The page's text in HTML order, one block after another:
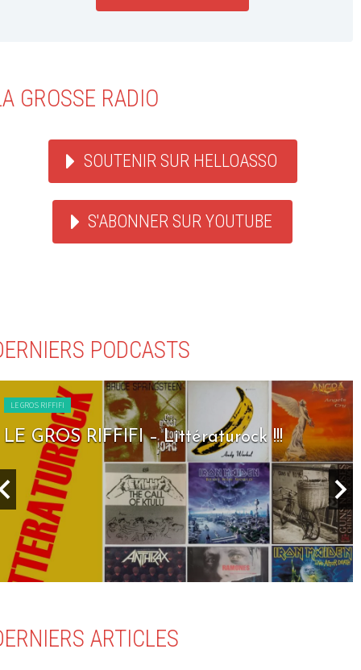
GROSSE RADIO
SOUTENIR SUR HELLOASSO
S'ABONNER SUR YOUTUBE
PODCASTS
LE GROS RIFFIFI
LE GROS RIFFIFI – Seven Days To Rock !!!
ARTICLES